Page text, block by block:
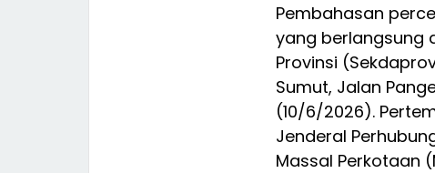
Pembahasan
yang berlangsung
Provinsi
Sumut, Jalan
(10/6/2026).
Jenderal
Massal Perkotaan